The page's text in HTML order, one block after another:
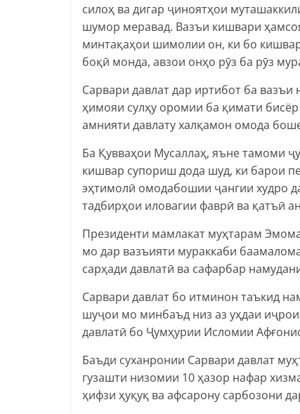
силоҳ ва дигар ҷиноятҳои
шумор меравад. Вазъи кишвари
минтақаҳои шимолии он, ки бо
боқӣ монда, авзои онҳо рӯз ба рӯз
Сарвари давлат дар иртибот ба
ҳимояи сулҳу оромии ба қимати
амнияти давлату халқамон омода
Ба Қувваҳои Мусаллаҳ, яъне тамоми
кишвар супориш дода шуд, ки барои
эҳтимолӣ омодабошии ҷангии худро
тадбирҳои иловагии фаврӣ ва қатъӣ
Президенти мамлакат муҳтарам
мо дар вазъияти мураккаби
сарҳади давлатӣ ва сафарбар
Сарвари давлат бо итминон таъкид
шуҷои мо минбаъд низ аз уҳдаи
давлатӣ бо Ҷумҳурии Исломии
Баъди суханронии Сарвари давлат
гузашти низомии 10 ҳазор нафар
ҳифзи ҳуқуқ ва афсарону сарбозони